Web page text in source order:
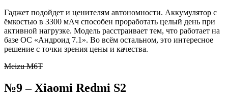
Гаджет подойдет и ценителям автономности. Аккумулятор с
ёмкостью в 3300 мАч способен проработать целый день при
активной нагрузке. Модель расстраивает тем, что работает на
базе ОС «Андроид 7.1». Во всём остальном, это интересное
решение с точки зрения цены и качества.
Meizu M6T
№9 – Xiaomi Redmi S2